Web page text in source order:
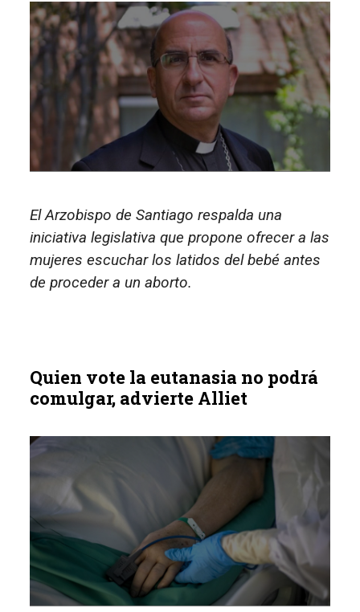
El Arzobispo de Santiago respalda una
iniciativa legislativa que propone ofrecer a las
mujeres escuchar los latidos del bebé antes
de proceder a un aborto.
Quien vote la eutanasia no podrá
comulgar, advierte Alliet